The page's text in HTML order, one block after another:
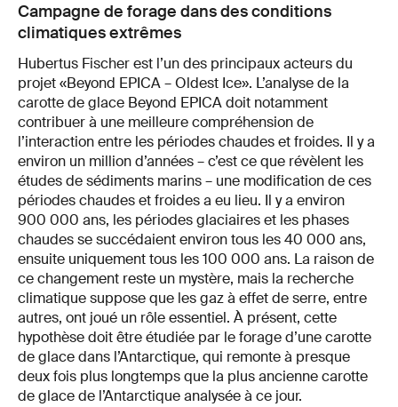
Campagne de forage dans des conditions
climatiques extrêmes
Hubertus Fischer est l’un des principaux acteurs du
projet «Beyond EPICA – Oldest Ice». L’analyse de la
carotte de glace Beyond EPICA doit notamment
contribuer à une meilleure compréhension de
l’interaction entre les périodes chaudes et froides. Il y a
environ un million d’années – c’est ce que révèlent les
études de sédiments marins – une modification de ces
périodes chaudes et froides a eu lieu. Il y a environ
900 000 ans, les périodes glaciaires et les phases
chaudes se succédaient environ tous les 40 000 ans,
ensuite uniquement tous les 100 000 ans. La raison de
ce changement reste un mystère, mais la recherche
climatique suppose que les gaz à effet de serre, entre
autres, ont joué un rôle essentiel. À présent, cette
hypothèse doit être étudiée par le forage d’une carotte
de glace dans l’Antarctique, qui remonte à presque
deux fois plus longtemps que la plus ancienne carotte
de glace de l’Antarctique analysée à ce jour.